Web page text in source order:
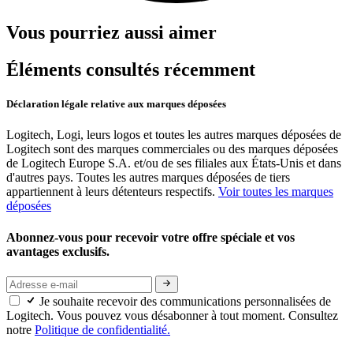
Vous pourriez aussi aimer
Éléments consultés récemment
Déclaration légale relative aux marques déposées
Logitech, Logi, leurs logos et toutes les autres marques déposées de
Logitech sont des marques commerciales ou des marques déposées
de Logitech Europe S.A. et/ou de ses filiales aux États-Unis et dans
d'autres pays. Toutes les autres marques déposées de tiers
appartiennent à leurs détenteurs respectifs. Voir toutes les marques
déposées
Abonnez-vous pour recevoir votre offre spéciale et vos
avantages exclusifs.
Je souhaite recevoir des communications personnalisées de
Logitech. Vous pouvez vous désabonner à tout moment. Consultez
notre Politique de confidentialité.